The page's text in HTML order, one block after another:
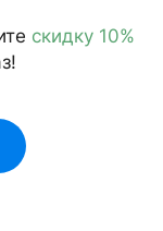
скидку 10%